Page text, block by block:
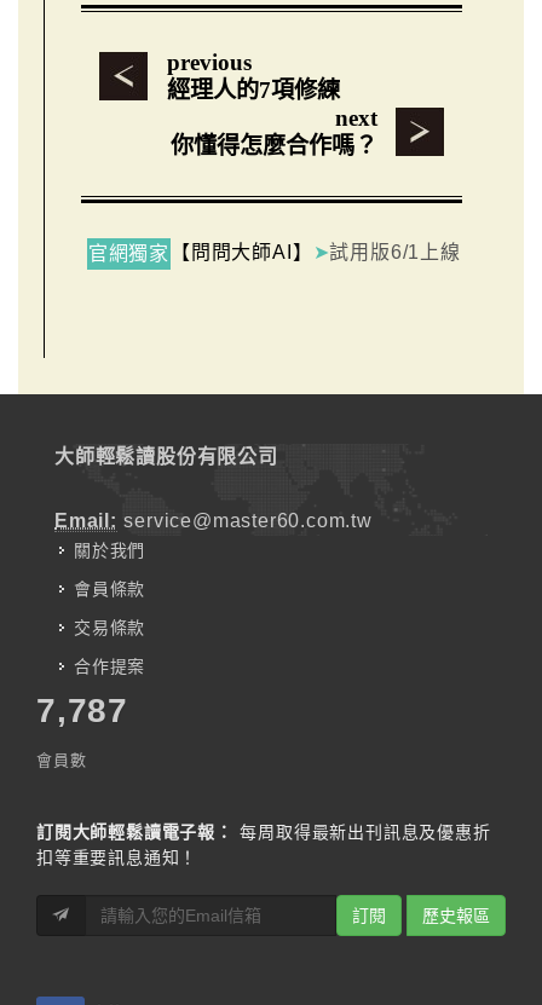
previous
經理人的7項修練
next
你懂得怎麼合作嗎？
官網獨家 【問問大師AI】 ➤試用版6/1上線
大師輕鬆讀股份有限公司
Email: service@master60.com.tw
關於我們
會員條款
交易條款
合作提案
7,787
會員數
訂閱大師輕鬆讀電子報：
每周取得最新出刊訊息及優惠折
扣等重要訊息通知！
訂閱 歷史報區